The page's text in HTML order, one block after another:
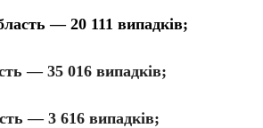
— 20 111 випадків;
— 35 016 випадків;
— 3 616 випадків;